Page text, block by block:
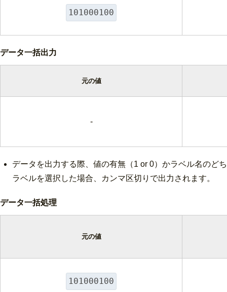
101000100
データ一括出力
元の値
-
データを出力する際、値の有無（1 or 0）かラベル名のど
ラベルを選択した場合、カンマ区切りで出力されます。
データ一括処理
元の値
101000100